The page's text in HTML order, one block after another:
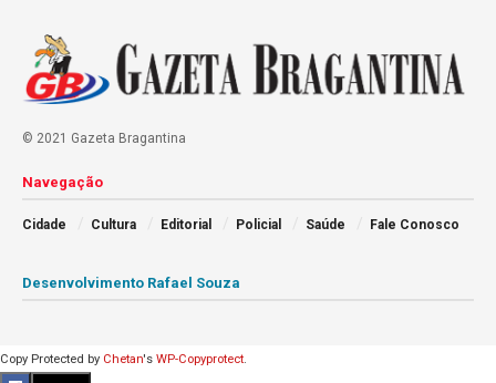
© 2021 Gazeta Bragantina
Navegação
Cidade Cultura Editorial Policial Saúde Fale Conosco
Desenvolvimento Rafael Souza
Copy Protected by Chetan's WP-Copyprotect.